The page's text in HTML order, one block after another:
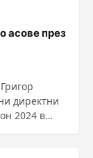
асове през
директни
2024 в